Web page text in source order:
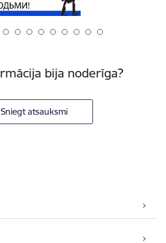
bija noderīga?
Sniegt atsauksmi